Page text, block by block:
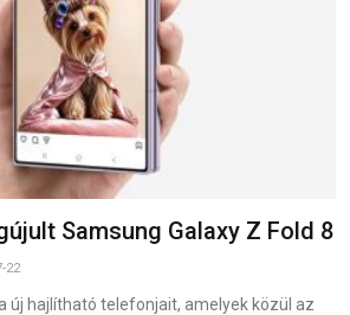
Samsung Galaxy Z Fold 8
22
új hajlítható telefonjait, amelyek közül az